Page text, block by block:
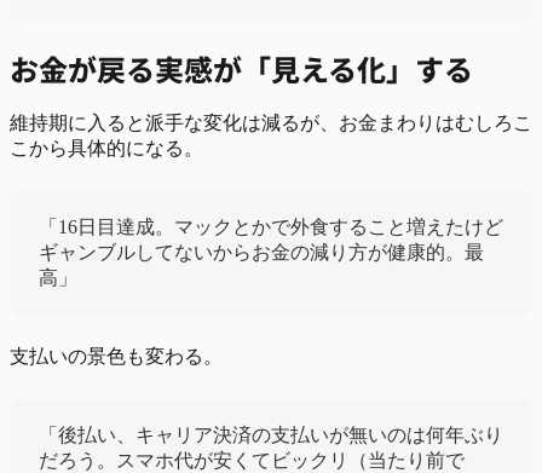
お金が戻る実感が「見える化」する
維持期に入ると派手な変化は減るが、お金まわりはむしろこ
こから具体的になる。
「16日目達成。マックとかで外食すること増えたけど
ギャンブルしてないからお金の減り方が健康的。最
高」
支払いの景色も変わる。
「後払い、キャリア決済の支払いが無いのは何年ぶり
だろう。スマホ代が安くてビックリ（当たり前で